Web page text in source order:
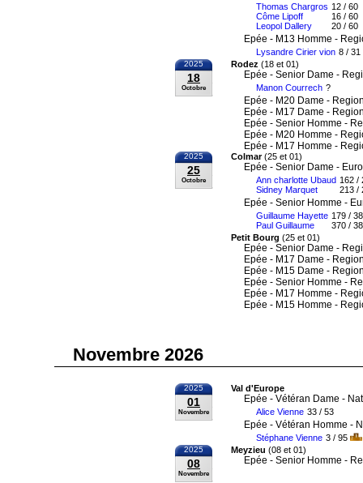
Thomas Chargros
Côme Lipoff
Leopol Dallery
12 / 60
16 / 60
20 / 60
Epée - M13 Homme -
Lysandre Cirier vion 8 / 31
2025
18
Octobre
Rodez (18 et 01)
Epée - Senior Dame -
Manon Courrech ?
Epée - M20 Dame -
Epée - M17 Dame -
Epée - Senior Homme -
Epée - M20 Homme -
Epée - M17 Homme -
2025
25
Octobre
Colmar(25 et 01)
Epée - Senior Dame -
Ann charlotte Ubaud
Sidney Marquet
162 /
213 /
Epée - Senior Homme -
Guillaume Hayette
Paul Guillaume
179 /
370 /
Petit Bourg (25 et 01)
Epée - Senior Dame -
Epée - M17 Dame -
Epée - M15 Dame -
Epée - Senior Homme -
Epée - M17 Homme -
Epée - M15 Homme -
Novembre 2026
2025
01
Novembre
Val d'Europe
Epée - Vétéran Dame -
Alice Vienne 33 / 53
Epée - Vétéran Homme -
Stéphane Vienne 3 / 95
2025
08
Novembre
Meyzieu (08 et 01)
Epée - Senior Homme -